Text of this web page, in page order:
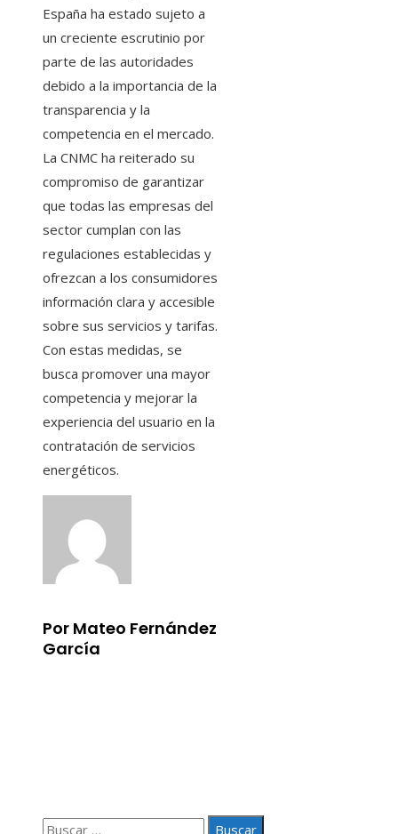
España ha estado sujeto a
un creciente escrutinio por
parte de las autoridades
debido a la importancia de la
transparencia y la
competencia en el mercado.
La CNMC ha reiterado su
compromiso de garantizar
que todas las empresas del
sector cumplan con las
regulaciones establecidas y
ofrezcan a los consumidores
información clara y accesible
sobre sus servicios y tarifas.
Con estas medidas, se
busca promover una mayor
competencia y mejorar la
experiencia del usuario en la
contratación de servicios
energéticos.
Por Mateo Fernández
García
Buscar: